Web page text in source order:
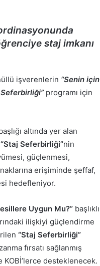
staj imkanı
işverenlerin “Senin için
programı için
altında yer alan
“Staj Seferbirliği”nin
güçlenmesi,
erişiminde şeffaf,
hedefleniyor.
Uygun Mu?” başlıklı
ilişkiyi güçlendirme
“Staj Seferbirliği”
fırsatı sağlanmış
desteklenecek.